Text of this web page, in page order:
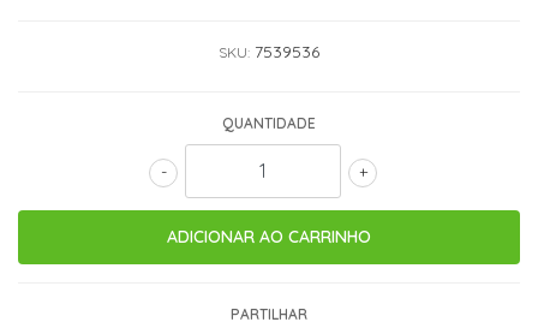
SKU: 7539536
QUANTIDADE
+
-
PARTILHAR